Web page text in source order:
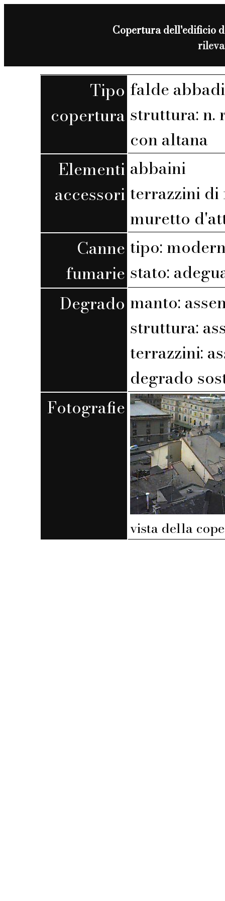
Copertura dell'edificio
Tipo
copertura
falde
struttura: n.
con altana
Elementi
accessori
abbaini
terrazzini
muretto
Canne
fumarie
tipo:
stato:
Degrado manto:
struttura:
terrazzini:
degrado
Fotografie
vista della